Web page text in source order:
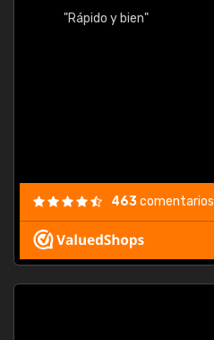
"Rápido y bien"
463comentarios